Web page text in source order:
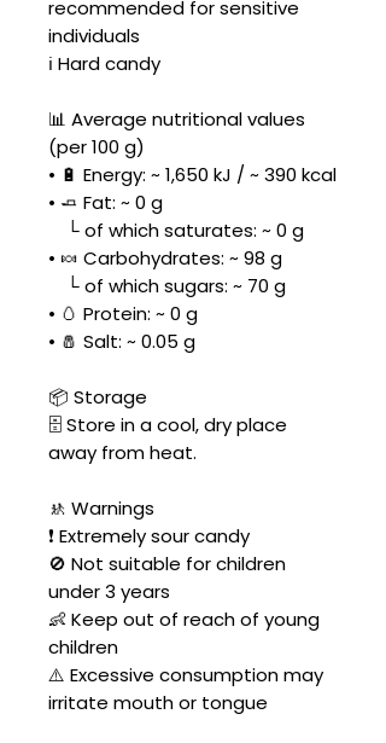
recommended for sensitive
individuals
ℹ️ Hard candy
📊 Average nutritional values
(per 100 g)
• 🔋 Energy: ~ 1,650 kJ / ~ 390 kcal
• 🧈 Fat: ~ 0 g
└ of which saturates: ~ 0 g
• 🍬 Carbohydrates: ~ 98 g
└ of which sugars: ~ 70 g
• 🥚 Protein: ~ 0 g
• 🧂 Salt: ~ 0.05 g
📦 Storage
🗄️ Store in a cool, dry place
away from heat.
🚸 Warnings
❗ Extremely sour candy
🚫 Not suitable for children
under 3 years
👶 Keep out of reach of young
children
⚠️ Excessive consumption may
irritate mouth or tongue